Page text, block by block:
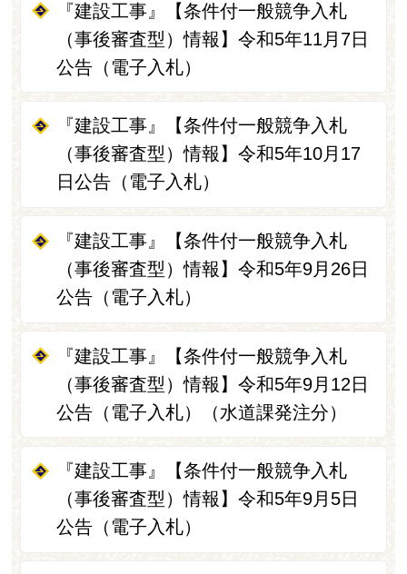
『建設工事』【条件付一般競争入札
（事後審査型）情報】令和5年11月7日
公告（電子入札）
『建設工事』【条件付一般競争入札
（事後審査型）情報】令和5年10月17
日公告（電子入札）
『建設工事』【条件付一般競争入札
（事後審査型）情報】令和5年9月26日
公告（電子入札）
『建設工事』【条件付一般競争入札
（事後審査型）情報】令和5年9月12日
公告（電子入札）（水道課発注分）
『建設工事』【条件付一般競争入札
（事後審査型）情報】令和5年9月5日
公告（電子入札）